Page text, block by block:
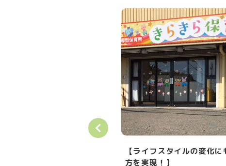
【ライフスタイルの変化にも柔軟に対応できる働き